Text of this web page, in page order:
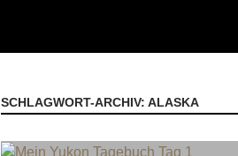
SCHLAGWORT-ARCHIV: ALASKA